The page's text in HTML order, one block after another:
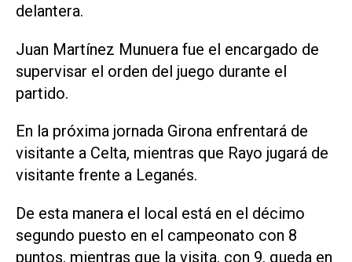
delantera.
Juan Martínez Munuera fue el encargado de
supervisar el orden del juego durante el
partido.
En la próxima jornada Girona enfrentará de
visitante a Celta, mientras que Rayo jugará de
visitante frente a Leganés.
De esta manera el local está en el décimo
segundo puesto en el campeonato con 8
puntos, mientras que la visita, con 9, queda en